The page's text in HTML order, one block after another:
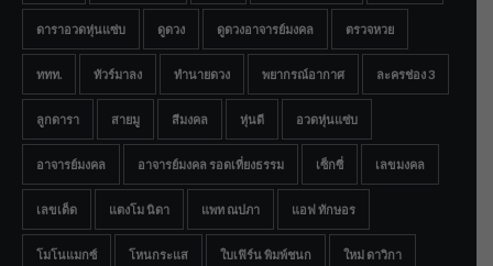
ดาราอวดหุ่นแซ่บ ดูดวง ดูดวงอาจารย์มงคล ตรวจหวย
ททท. ทัวร์มาลง ทำนายดวง พยากรณ์อากาศ ละครช่อง 3
ลูกดารา สายมู สีมงคล หุ่นดี อวดหุ่นแซ่บ
อาจารย์มงคล อาจารย์มงคล รอดเที่ยงธรรม เซ็กซี่ เลขมงคล
เลขเด็ด แตงโม นิดา แพท ณปภา แอฟ ทักษอร
โมโนแมกซ์ โหนกระแส ใบเฟิร์น พิมพ์ชนก ใหม่ ดาวิกา